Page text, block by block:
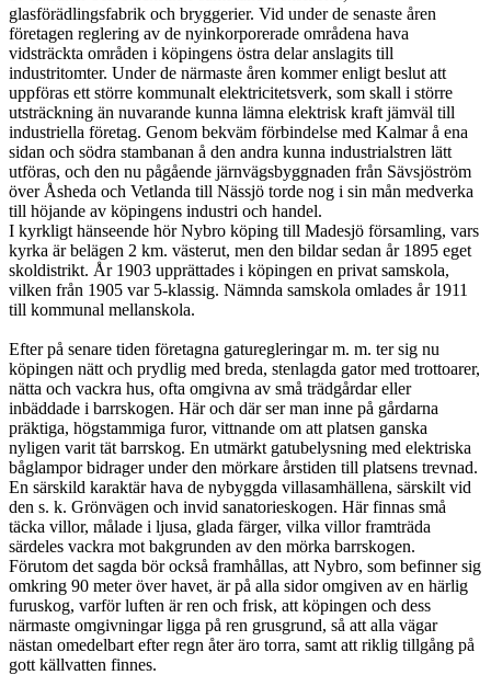
glasförädlingsfabrik och bryggerier. Vid under de senaste åren
företagen reglering av de nyinkorporerade områdena hava
vidsträckta områden i köpingens östra delar anslagits till
industritomter. Under de närmaste åren kommer enligt beslut att
uppföras ett större kommunalt elektricitetsverk, som skall i större
utsträckning än nuvarande kunna lämna elektrisk kraft jämväl till
industriella företag. Genom bekväm förbindelse med Kalmar å ena
sidan och södra stambanan å den andra kunna industrialstren lätt
utföras, och den nu pågående järnvägsbyggnaden från Sävsjöström
över Åsheda och Vetlanda till Nässjö torde nog i sin mån medverka
till höjande av köpingens industri och handel.
I kyrkligt hänseende hör Nybro köping till Madesjö församling, vars
kyrka är belägen 2 km. västerut, men den bildar sedan år 1895 eget
skoldistrikt. År 1903 upprättades i köpingen en privat samskola,
vilken från 1905 var 5-klassig. Nämnda samskola omlades år 1911
till kommunal mellanskola.
Efter på senare tiden företagna gaturegleringar m. m. ter sig nu
köpingen nätt och prydlig med breda, stenlagda gator med trottoarer,
nätta och vackra hus, ofta omgivna av små trädgårdar eller
inbäddade i barrskogen. Här och där ser man inne på gårdarna
präktiga, högstammiga furor, vittnande om att platsen ganska
nyligen varit tät barrskog. En utmärkt gatubelysning med elektriska
båglampor bidrager under den mörkare årstiden till platsens trevnad.
En särskild karaktär hava de nybyggda villasamhällena, särskilt vid
den s. k. Grönvägen och invid sanatorieskogen. Här finnas små
täcka villor, målade i ljusa, glada färger, vilka villor framträda
särdeles vackra mot bakgrunden av den mörka barrskogen.
Förutom det sagda bör också framhållas, att Nybro, som befinner sig
omkring 90 meter över havet, är på alla sidor omgiven av en härlig
furuskog, varför luften är ren och frisk, att köpingen och dess
närmaste omgivningar ligga på ren grusgrund, så att alla vägar
nästan omedelbart efter regn åter äro torra, samt att riklig tillgång på
gott källvatten finnes.